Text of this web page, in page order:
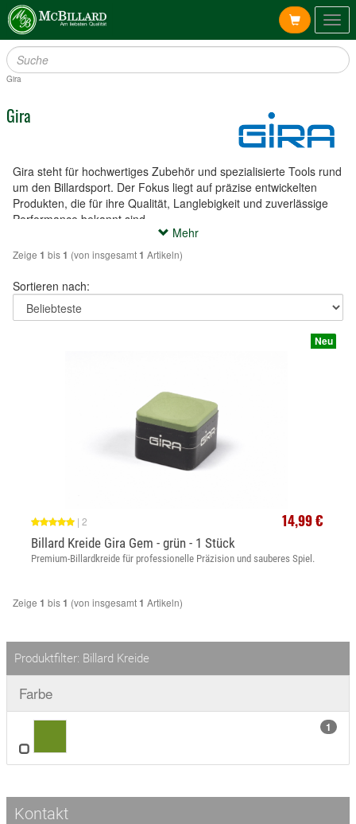
Gira
Gira
Gira steht für hochwertiges Zubehör und spezialisierte Tools rund
um den Billardsport. Der Fokus liegt auf präzise entwickelten
Produkten, die für ihre Qualität, Langlebigkeit und zuverlässige
Performance bekannt sind.
Die Produktpalette umfasst Lösungen für Spieler, die Wert auf
Kontrolle, Präzision und ein konstantes Spielniveau legen. Jedes
entwickelt – vom Training bis zum Wettkampf.
Im Billard entscheiden oft kleinste Details über den Erfolg.
Deshalb setzt Gira auf sorgfältig ausgewählte Materialien und
eine durchdachte Verarbeitung, um ein gleichbleibend hohes
Mehr
Zeige 1 bis1 (von insgesamt1 Artikeln)
Sortieren nach:
Neu
14,99 €
| 2
Billard Kreide Gira Gem - grün - 1 Stück
Premium-Billardkreide für professionelle Präzision und sauberes Spiel.
Zeige 1 bis1 (von insgesamt1 Artikeln)
Produktfilter: Billard Kreide
Farbe
1
Kontakt